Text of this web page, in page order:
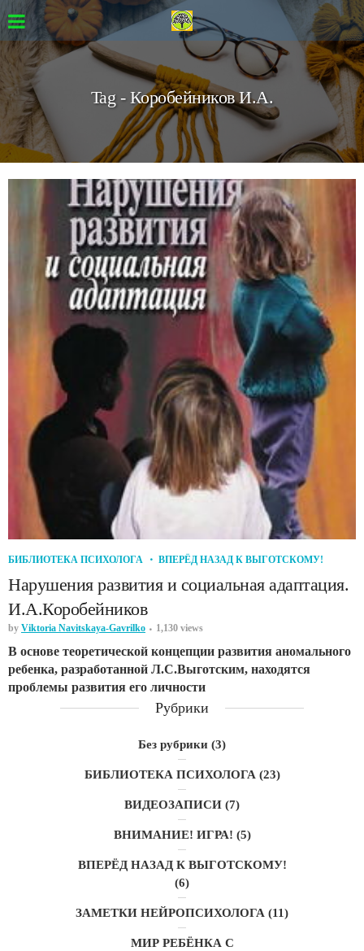
Tag - Коробейников И.А.
БИБЛИОТЕКА ПСИХОЛОГА ВПЕРЁД НАЗАД К ВЫГОТСКОМУ!
Нарушения развития и социальная адаптация.
И.А.Коробейников
by Viktoria Navitskaya-Gavrilko 1,130 views
В основе теоретической концепции развития аномального
ребенка, разработанной Л.С.Выготским, находятся
проблемы развития его личности
Рубрики
Без рубрики (3)
БИБЛИОТЕКА ПСИХОЛОГА(23)
ВИДЕОЗАПИСИ (7)
ВНИМАНИЕ! ИГРА! (5)
ВПЕРЁД НАЗАД К ВЫГОТСКОМУ!
(6)
ЗАМЕТКИ НЕЙРОПСИХОЛОГА (11)
МИР РЕБЁНКА С